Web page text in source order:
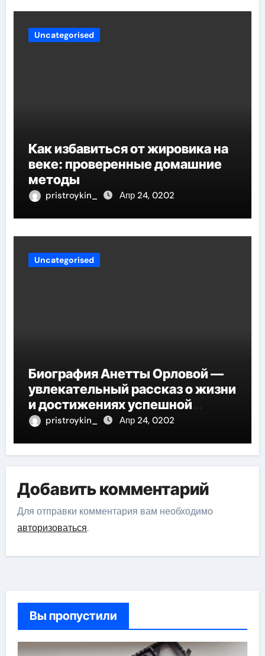
Uncategorised
Как избавиться от жировика на
веке: проверенные домашние
методы
pristroykin_ Апр 24, 0202
Uncategorised
Биография Анетты Орловой —
увлекательный рассказ о жизни
и достижениях успешной
фигуристки
pristroykin_ Апр 24, 0202
Добавить комментарий
Для отправки комментария вам необходимо
авторизоваться.
Вы пропустили